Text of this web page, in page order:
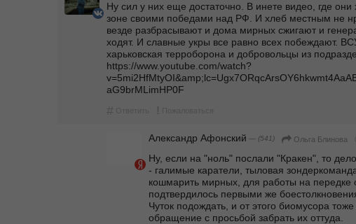
Ну сил у них еще достаточно. В инете видео, где они
зоне своими победами над РФ. И хлеб местным не
везде разбрасывают и дома мирных сжигают и
ходят. И славные укры все равно всех побеждают.
харьковская терроборона и добровольцы из
https://www.youtube.com/watch?
aG9brMLimHP0F
# Ответить ! Пожаловаться
Александр Афонский — (541) Ольга Блинова
Ну, если на "ноль" послали "Кракен", то
- галимые каратели, тыловая
кошмарить мирных, для работы на передке
подтвердилось первыми же
Чуток подождать, и от этого биомусора
обращение с просьбой забрать их оттуда.